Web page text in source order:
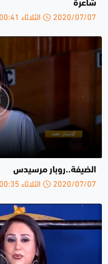
شاعرة
2020/07/07 الثلاثاء 00:41 ص
الضيفة..روبار مرسيدس
2020/07/07 الثلاثاء 00:35 ص